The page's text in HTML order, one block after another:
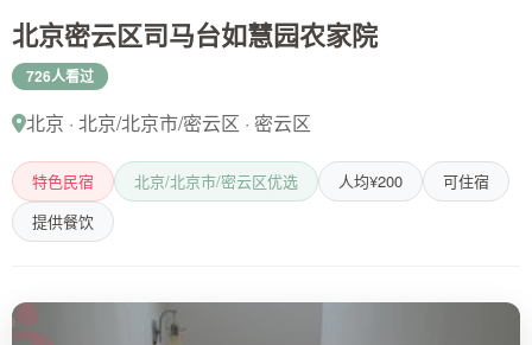
北京密云区司马台如慧园农家院
726人看过
北京 · 北京/北京市/密云区 · 密云区
特色民宿 北京/北京市/密云区优选 人均¥200
可住宿
提供餐饮